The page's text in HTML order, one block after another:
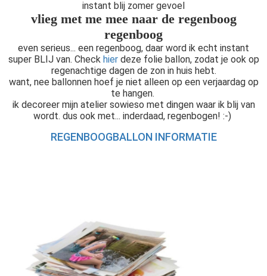
instant blij zomer gevoel
vlieg met me mee naar de regenboog
regenboog
even serieus... een regenboog, daar word ik echt instant
super BLIJ van. Check hierdeze folie ballon, zodat je ook op
regenachtige dagen de zon in huis hebt.
want, nee ballonnen hoef je niet alleen op een verjaardag op
te hangen.
ik decoreer mijn atelier sowieso met dingen waar ik blij van
wordt. dus ook met... inderdaad, regenbogen! :-)
REGENBOOGBALLON INFORMATIE